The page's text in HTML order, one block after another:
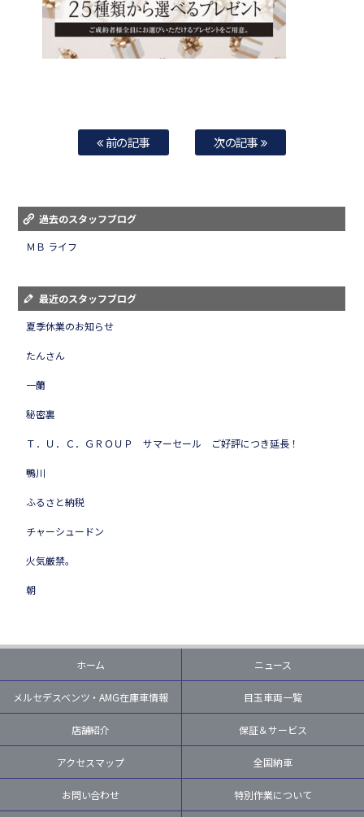
前の記事 次の記事
過去のスタッフブログ
ＭＢ ライフ
最近のスタッフブログ
夏季休業のお知らせ
たんさん
一蘭
秘密裏
Ｔ．Ｕ．Ｃ．ＧＲＯＵＰ サマーセール ご好評につき延長！
鴨川
ふるさと納税
チャーシュードン
火気厳禁。
朝
ホーム ニュース
メルセデスベンツ・AMG在庫車情報 目玉車両一覧
店舗紹介 保証＆サービス
アクセスマップ 全国納車
お問い合わせ 特別作業について